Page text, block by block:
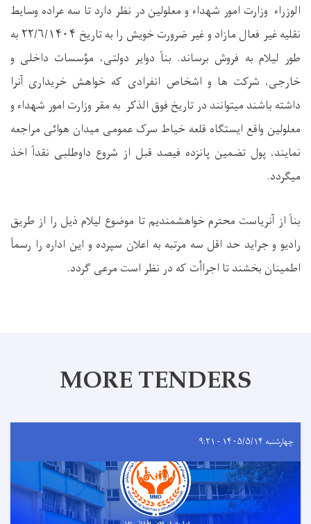
الوزراء وزارت امور شهداء و معلولین در نظر دارد تا سه عراده وسایط
نقلیه غیر فعال مازاد و غیر ضرورت خویش را به تاریخ
۲۲/۶/۱۴۰۴
به
طور لیلام به فروش برساند. بناً دوایر دولتی، مؤسسات داخلی و
خارجی، شرکت ها و اشخاص انفرادی که خواهش خریداری آنرا
داشته باشند میتوانند در تاریخ فوق الذکر به مقر وزارت امور شهداء و
معلولین واقع ایستگاه قلعه خیاط سرک عمومی میدان هوائی مراجعه
نمایند، پول تضمین پانزده فیصد قبل از شروع داوطلبی نقداً اخذ
میگردد.
بناً از آنریاست محترم خواهشمندیم تا موضوع لیلام ذیل را از طریق
رادیو و جراید حد اقل سه مرتبه به اعلان سپرده و این اداره را رسماً
اطمینان بخشند تا اجراأت که در نظر است مرعی گردد.
MORE TENDERS
چهارشنبه ۱۴۰۵/۵/۱۴ - ۹:۲۱